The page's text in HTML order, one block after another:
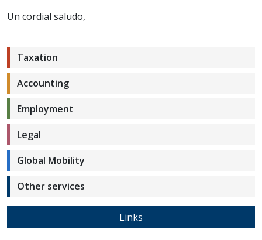
Un cordial saludo,
Taxation
Accounting
Employment
Legal
Global Mobility
Other services
Links